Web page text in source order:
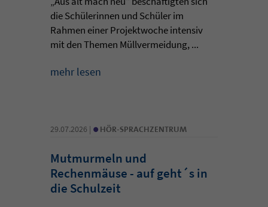
die Schülerinnen und Schüler im
Rahmen einer Projektwoche intensiv
mit den Themen Müllvermeidung, ...
mehr lesen
29.07.2026 | • HÖR-SPRACHZENTRUM
Mutmurmeln und
Rechenmäuse - auf geht´s in
die Schulzeit